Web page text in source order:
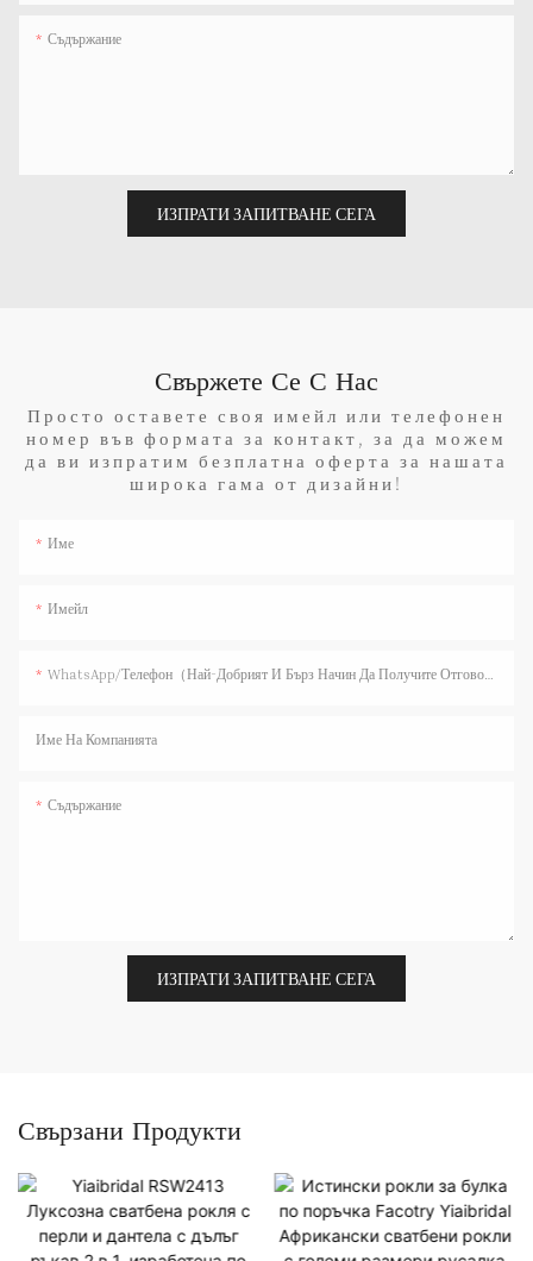
Съдържание
ИЗПРАТИ ЗАПИТВАНЕ СЕГА
Свържете Се С Нас
Просто оставете своя имейл или телефонен
номер във формата за контакт, за да можем
да ви изпратим безплатна оферта за нашата
широка гама от дизайни!
Име
Имейл
WhatsApp/телефон（Най-Добрият И Бърз Начин Да Получите Отговор）
Име На Компанията
Съдържание
ИЗПРАТИ ЗАПИТВАНЕ СЕГА
Свързани Продукти